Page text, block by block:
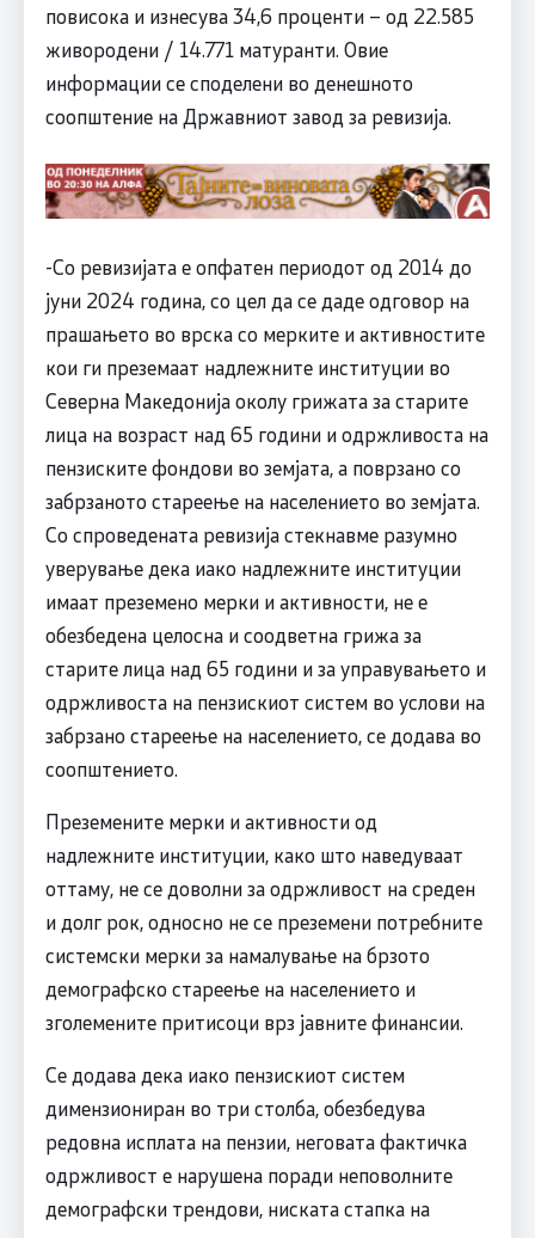
повисока и изнесува 34,6 проценти – од 22.585
живородени / 14.771 матуранти. Овие
информации се споделени во денешното
соопштение на Државниот завод за ревизија.
-Со ревизијата е опфатен периодот од 2014 до
јуни 2024 година, со цел да се даде одговор на
прашањето во врска со мерките и активностите
кои ги преземаат надлежните институции во
Северна Македонија околу грижата за старите
лица на возраст над 65 години и одржливоста на
пензиските фондови во земјата, а поврзано со
забрзаното стареење на населението во земјата.
Со спроведената ревизија стекнавме разумно
уверување дека иако надлежните институции
имаат преземено мерки и активности, не е
обезбедена целосна и соодветна грижа за
старите лица над 65 години и за управувањето и
одржливоста на пензискиот систем во услови на
забрзано стареење на населението, се додава во
соопштението.
Преземените мерки и активности од
надлежните институции, како што наведуваат
оттаму, не се доволни за одржливост на среден
и долг рок, односно не се преземени потребните
системски мерки за намалување на брзото
демографско стареење на населението и
зголемените притисоци врз јавните финансии.
Се додава дека иако пензискиот систем
димензиониран во три столба, обезбедува
редовна исплата на пензии, неговата фактичка
одржливост е нарушена поради неповолните
демографски трендови, ниската стапка на